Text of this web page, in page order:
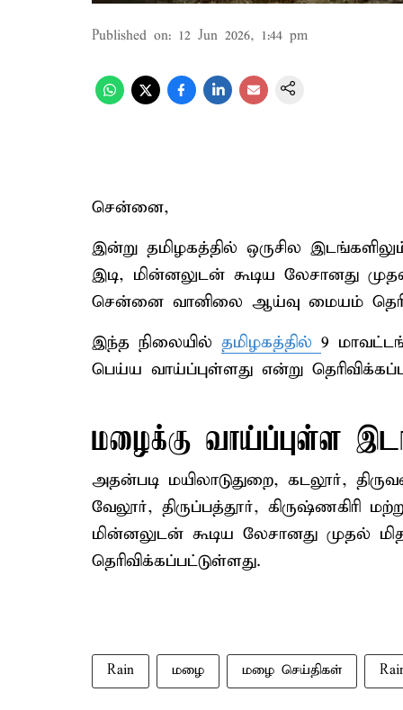
Published on: 12 Jun 2026, 1:44 pm
சென்னை,
இன்று தமிழகத்தில் ஒருசில
இடி, மின்னலுடன் கூடிய லேசானது
சென்னை வானிலை ஆய்வு மையம்
இந்த நிலையில் தமிழகத்தில் 9
பெய்ய வாய்ப்புள்ளது என்று
மழைக்கு வாய்ப்புள்ள
அதன்படி மயிலாடுதுறை, கடலூர்,
வேலூர், திருப்பத்தூர், கிருஷ்ணகிரி
மின்னலுடன் கூடிய லேசானது முதல்
தெரிவிக்கப்பட்டுள்ளது.
Rain மழை மழை செய்திகள்